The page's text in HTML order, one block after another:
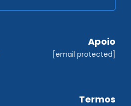
Apoio
[email protected]
Termos